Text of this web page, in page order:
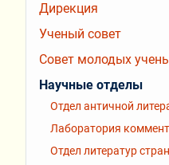
Дирекция
Ученый совет
Совет молодых
Научные отделы
Отдел античной
Лаборатория
Отдел литератур